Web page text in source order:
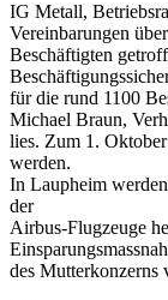
IG Metall,
Vereinbarungen
Beschäftigten
für die rund 1100
Michael Braun,
lies. Zum 1.
werden.
In Laupheim
der
Airbus-Flugzeuge
des